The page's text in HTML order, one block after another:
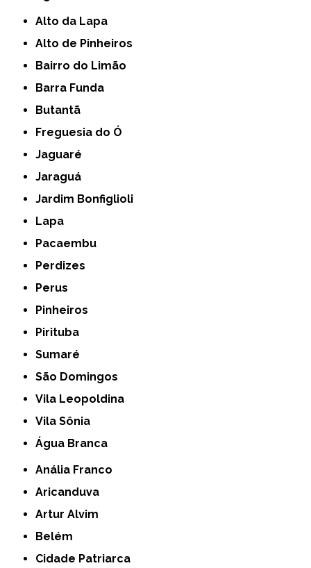
Alto da Lapa
Alto de Pinheiros
Bairro do Limão
Barra Funda
Butantã
Freguesia do Ó
Jaguaré
Jaraguá
Jardim Bonfiglioli
Lapa
Pacaembu
Perdizes
Perus
Pinheiros
Pirituba
Sumaré
São Domingos
Vila Leopoldina
Vila Sônia
Água Branca
Anália Franco
Aricanduva
Artur Alvim
Belém
Cidade Patriarca